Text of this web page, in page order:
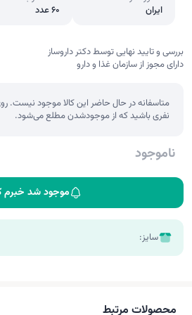
ایران
60 عدد
بررسی و تایید نهایی توسط دکتر داروساز
دارای مجوز از سازمان غذا و دارو
متاسفانه در حال حاضر این کالا موجود نیست.
نفری باشید که از موجودشدن مطلع می‌شود.
ناموجود
موجود شد خبرم
سایز:
محصولات مرتبط